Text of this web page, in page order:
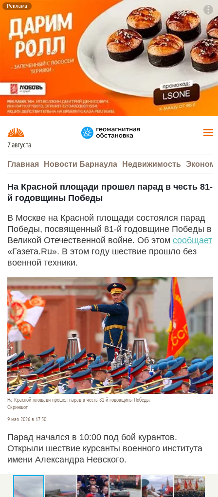
Реклама
7 августа
Главная Новости Барнаула Недвижимость
На Красной площади прошел парад в честь 81-
й годовщины Победы
В Москве на Красной площади состоялся парад
Победы, посвященный 81-й годовщине Победы в
Великой Отечественной войне. Об этом сообщает
«Газета.Ru». В этом году шествие прошло без
военной техники.
На Красной площади прошел парад в честь 81-й годовщины Победы.
Скриншот
9 мая 2026 в 17:50
Парад начался в 10:00 под бой курантов.
Открыли шествие курсанты военного института
имени Александра Невского.